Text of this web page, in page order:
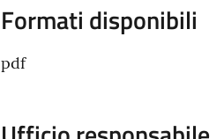
Formati disponibili
pdf